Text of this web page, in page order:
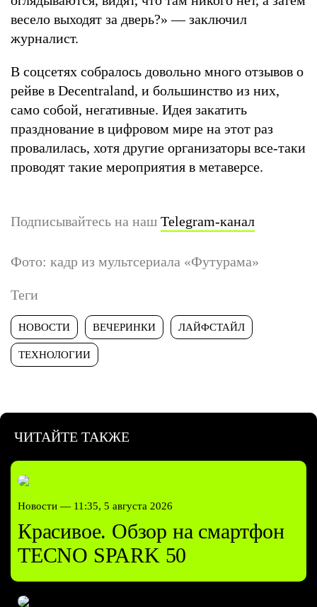
весело выходят за дверь?» — заключил
журналист.
В соцсетях собралось довольно много отзывов о
рейве в Decentraland, и большинство из них,
само собой, негативные. Идея закатить
празднование в цифровом мире на этот раз
провалилась, хотя другие организаторы все-таки
проводят такие мероприятия в метаверсе.
Подписывайтесь на наш Telegram-канал
Фото: кадр из мультсериала «Футурама»
Теги
НОВОСТИ ВЕЧЕРИНКИ ЛАЙФСТАЙЛ
ТЕХНОЛОГИИ
ЧИТАЙТЕ ТАКЖЕ
Новости — 11:35, 5 августа 2026
Красивое. Обзор на смартфон
TECNO SPARK 50